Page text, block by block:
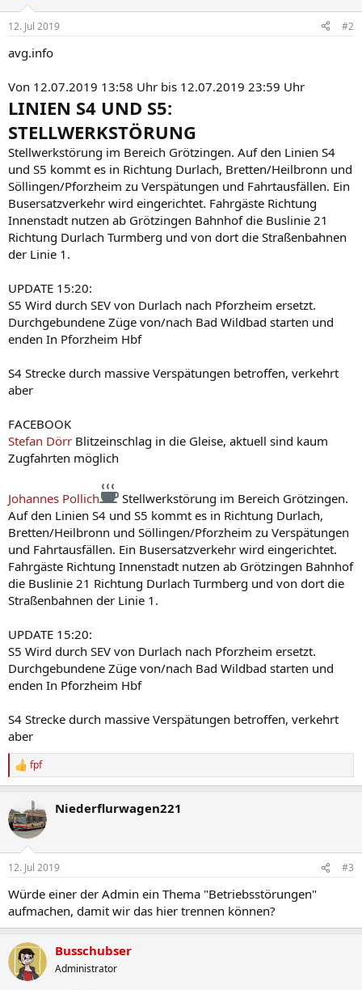
12. Jul 2019 #2
avg.info
Von 12.07.2019 13:58 Uhr bis 12.07.2019 23:59 Uhr
LINIEN S4 UND S5:
STELLWERKSTÖRUNG
Stellwerkstörung im Bereich Grötzingen. Auf den Linien S4
und S5 kommt es in Richtung Durlach, Bretten/Heilbronn und
Söllingen/Pforzheim zu Verspätungen und Fahrtausfällen. Ein
Busersatzverkehr wird eingerichtet. Fahrgäste Richtung
Innenstadt nutzen ab Grötzingen Bahnhof die Buslinie 21
Richtung Durlach Turmberg und von dort die Straßenbahnen
der Linie 1.
UPDATE 15:20:
S5 Wird durch SEV von Durlach nach Pforzheim ersetzt.
Durchgebundene Züge von/nach Bad Wildbad starten und
enden In Pforzheim Hbf
S4 Strecke durch massive Verspätungen betroffen, verkehrt
aber
FACEBOOK
Stefan Dörr Blitzeinschlag in die Gleise, aktuell sind kaum
Zugfahrten möglich
Johannes Pollich
Stellwerkstörung im Bereich Grötzingen.
Auf den Linien S4 und S5 kommt es in Richtung Durlach,
Bretten/Heilbronn und Söllingen/Pforzheim zu Verspätungen
und Fahrtausfällen. Ein Busersatzverkehr wird eingerichtet.
Fahrgäste Richtung Innenstadt nutzen ab Grötzingen Bahnhof
die Buslinie 21 Richtung Durlach Turmberg und von dort die
Straßenbahnen der Linie 1.
UPDATE 15:20:
S5 Wird durch SEV von Durlach nach Pforzheim ersetzt.
Durchgebundene Züge von/nach Bad Wildbad starten und
enden In Pforzheim Hbf
S4 Strecke durch massive Verspätungen betroffen, verkehrt
aber
R
e
k
t
i
e
:
fpf
Niederflurwagen221
12. Jul 2019 #3
Würde einer der Admin ein Thema "Betriebsstörungen"
aufmachen, damit wir das hier trennen können?
Busschubser
Administrator